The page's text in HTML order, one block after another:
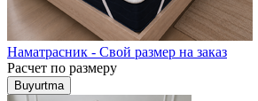
Наматрасник - Свой размер на заказ
Расчет по размеру
Buyurtma